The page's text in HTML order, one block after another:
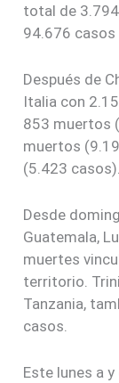
total de
94.676 casos
Después de
Italia con
853 muertos
muertos
(5.423 casos).
Desde
Guatemala,
muertes
territorio.
Tanzania,
casos.
Este lunes a